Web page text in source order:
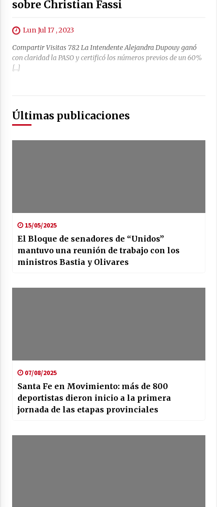
sobre Christian Fassi
Lun Jul 17 , 2023
Compartir Visitas 782 La Intendente Alejandra Dupouy ganó
con claridad la PASO y certificó los números previos de un 60%
[…]
Últimas publicaciones
15/05/2025
El Bloque de senadores de “Unidos”
mantuvo una reunión de trabajo con los
ministros Bastia y Olivares
07/08/2025
Santa Fe en Movimiento: más de 800
deportistas dieron inicio a la primera
jornada de las etapas provinciales